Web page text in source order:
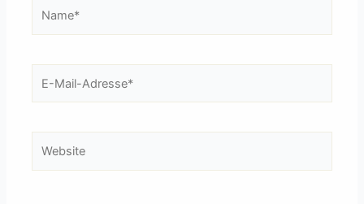
Mail-